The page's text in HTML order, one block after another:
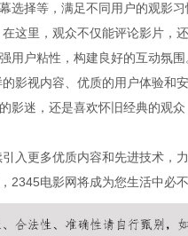
选择等，满足不同用户的观影习
这里，观众不仅能评论影片，
用户粘性，构建良好的互动氛围
影视内容、优质的用户体验和
影迷，还是喜欢怀旧经典的观
入更多优质内容和先进技术，
2345电影网将成为您生活中必不